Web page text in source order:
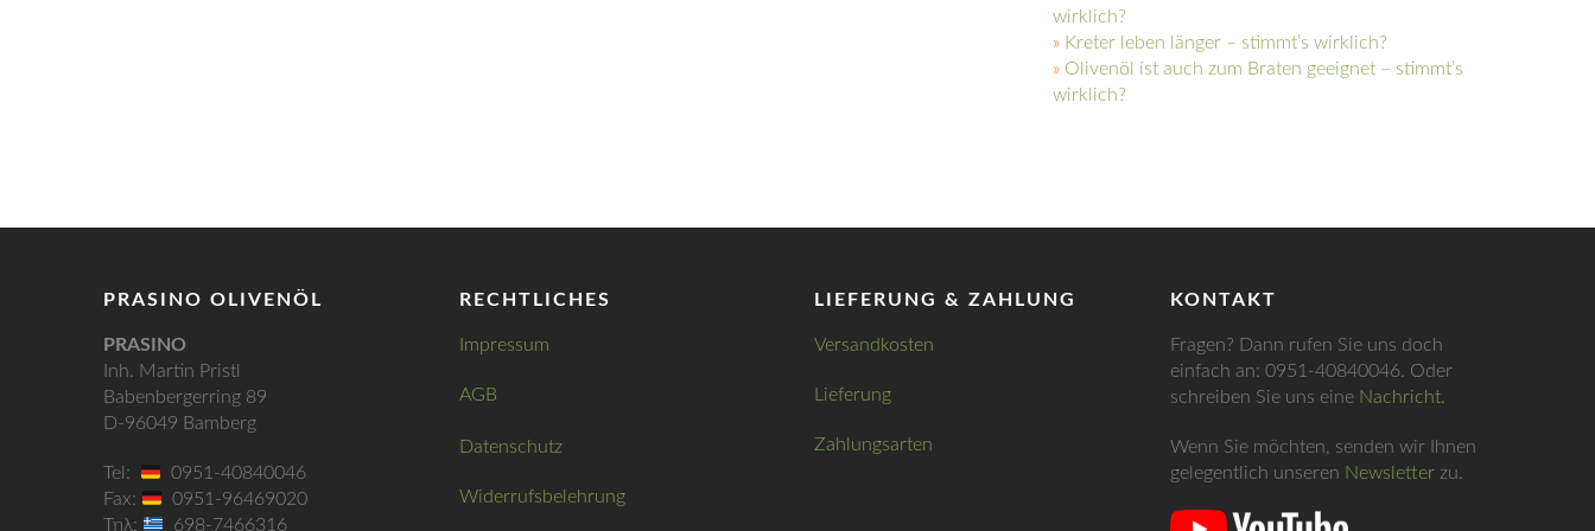
wirklich?
» Kreter leben länger – stimmt’s wirklich?
» Olivenöl ist auch zum Braten geeignet – stimmt’s
wirklich?
PRASINO OLIVENÖL
PRASINO
Inh. Martin Pristl
Babenbergerring 89
D-96049 Bamberg
Tel:
0951-40840046
Fax:
0951-96469020
Τηλ:
698-7466316
RECHTLICHES
Impressum
AGB
Datenschutz
Widerrufsbelehrung
LIEFERUNG & ZAHLUNG
Versandkosten
Lieferung
Zahlungsarten
KONTAKT
Fragen? Dann rufen Sie uns doch
einfach an: 0951-40840046. Oder
schreiben Sie uns eine Nachricht.
Wenn Sie möchten, senden wir Ihnen
gelegentlich unseren Newsletter zu.